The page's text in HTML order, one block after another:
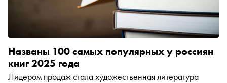
Названы 100 самых популярных у россиян
книг 2025 года
Лидером продаж стала художественная литература